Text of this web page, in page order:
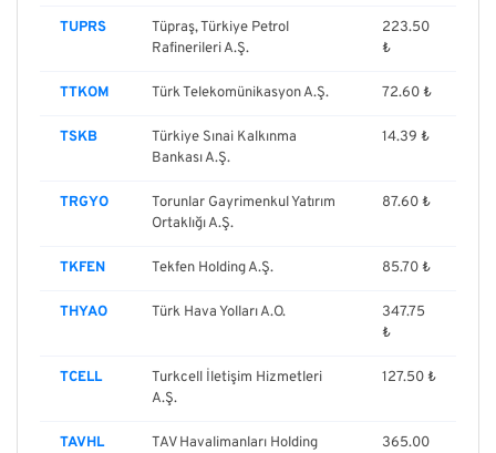
TUPRS
Tüpraş, Türkiye Petrol
Rafinerileri A.Ş.
223.50
₺
TTKOM Türk Telekomünikasyon A.Ş. 72.60 ₺
TSKB
Türkiye Sınai Kalkınma
Bankası A.Ş.
14.39 ₺
TRGYO
Torunlar Gayrimenkul Yatırım
Ortaklığı A.Ş.
87.60 ₺
TKFEN Tekfen Holding A.Ş. 85.70 ₺
THYAO Türk Hava Yolları A.O.
347.75
₺
TCELL
Turkcell İletişim Hizmetleri
A.Ş.
127.50 ₺
TAVHL
TAV Havalimanları Holding
365.00